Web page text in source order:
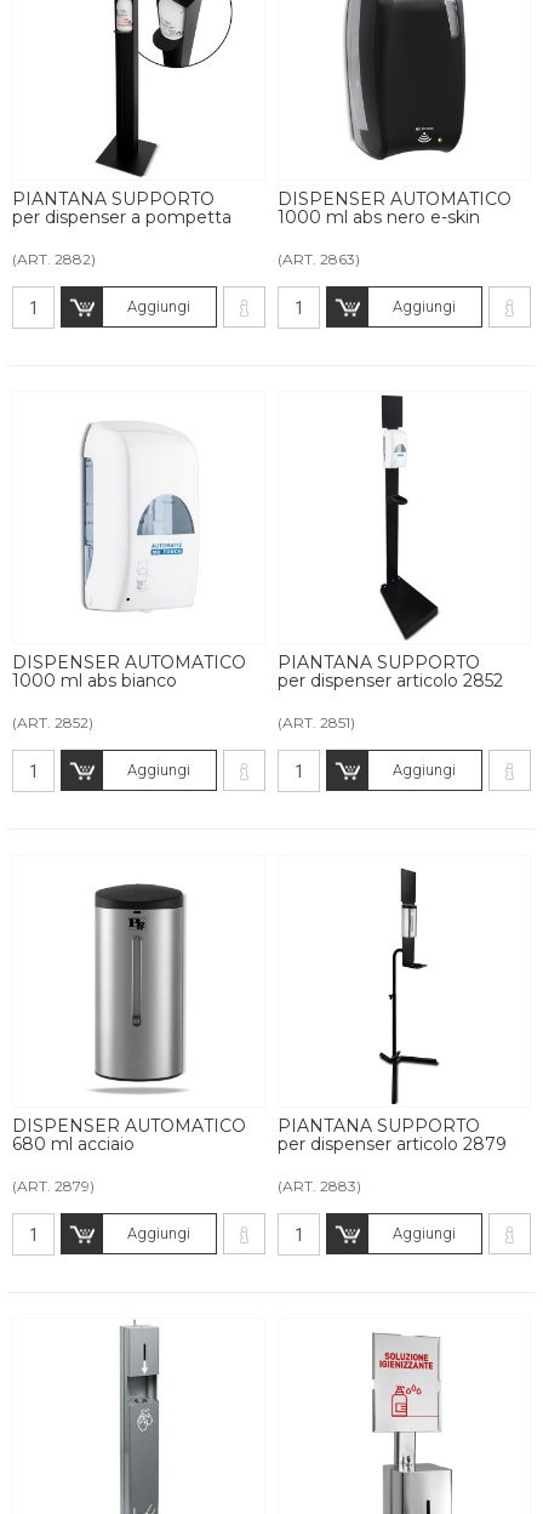
PIANTANA SUPPORTO
per dispenser a pompetta
(ART. 2882)
Aggiungi
DISPENSER AUTOMATICO
1000 ml abs nero e-skin
(ART. 2863)
Aggiungi
DISPENSER AUTOMATICO
1000 ml abs bianco
(ART. 2852)
Aggiungi
PIANTANA SUPPORTO
per dispenser articolo 2852
(ART. 2851)
Aggiungi
DISPENSER AUTOMATICO
680 ml acciaio
(ART. 2879)
Aggiungi
PIANTANA SUPPORTO
per dispenser articolo 2879
(ART. 2883)
Aggiungi